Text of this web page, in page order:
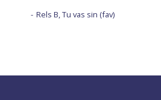
Rels B, Tu vas sin (fav)